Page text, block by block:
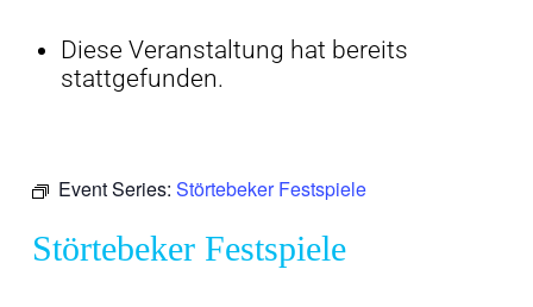
Diese Veranstaltung hat bereits
stattgefunden.
Event Series: Störtebeker Festspiele
Störtebeker Festspiele